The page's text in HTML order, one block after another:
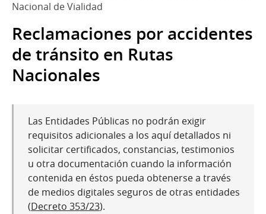
Nacional de Vialidad
Reclamaciones por accidentes
de tránsito en Rutas
Nacionales
Las Entidades Públicas no podrán exigir
requisitos adicionales a los aquí detallados ni
solicitar certificados, constancias, testimonios
u otra documentación cuando la información
contenida en éstos pueda obtenerse a través
de medios digitales seguros de otras entidades
(Decreto 353/23).